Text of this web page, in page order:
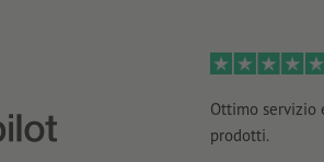
Ottimo servizio
prodotti.